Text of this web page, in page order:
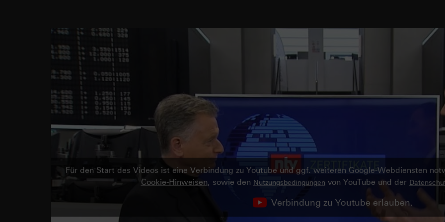
Für den Start des Videos ist eine Verbindung zu Youtube und ggf. weiteren Google-Webdiensten
Cookie-Hinweisen, sowie den Nutzungsbedingungen von YouTube und der
Verbindung zu Youtube erlauben.